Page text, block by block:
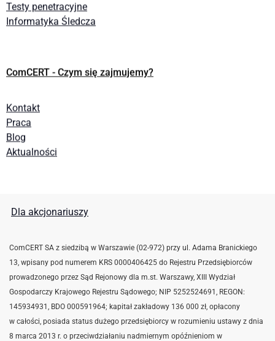
Testy penetracyjne
Informatyka Śledcza
ComCERT - Czym się zajmujemy?
Kontakt
Praca
Blog
Aktualności
Dla akcjonariuszy
ComCERT SA z siedzibą w Warszawie (02-972) przy ul. Adama Branickiego
13, wpisany pod numerem KRS 0000406425 do Rejestru Przedsiębiorców
prowadzonego przez Sąd Rejonowy dla m.st. Warszawy, XIII Wydział
Gospodarczy Krajowego Rejestru Sądowego; NIP 5252524691, REGON:
145934931, BDO 000591964; kapitał zakładowy 136 000 zł, opłacony
w całości, posiada status dużego przedsiębiorcy w rozumieniu ustawy z dnia
8 marca 2013 r. o przeciwdziałaniu nadmiernym opóźnieniom w